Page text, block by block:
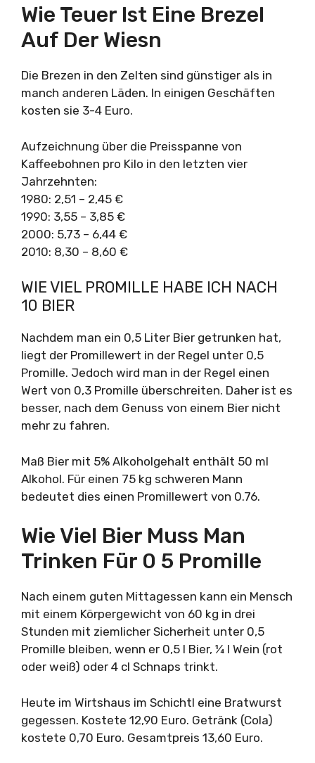
Wie Teuer Ist Eine Brezel
Auf Der Wiesn
Die Brezen in den Zelten sind günstiger als in
manch anderen Läden. In einigen Geschäften
kosten sie 3-4 Euro.
Aufzeichnung über die Preisspanne von
Kaffeebohnen pro Kilo in den letzten vier
Jahrzehnten:
1980: 2,51 – 2,45 €
1990: 3,55 – 3,85 €
2000: 5,73 – 6,44 €
2010: 8,30 – 8,60 €
WIE VIEL PROMILLE HABE ICH NACH
10 BIER
Nachdem man ein 0,5 Liter Bier getrunken hat,
liegt der Promillewert in der Regel unter 0,5
Promille. Jedoch wird man in der Regel einen
Wert von 0,3 Promille überschreiten. Daher ist es
besser, nach dem Genuss von einem Bier nicht
mehr zu fahren.
Maß Bier mit 5% Alkoholgehalt enthält 50 ml
Alkohol. Für einen 75 kg schweren Mann
bedeutet dies einen Promillewert von 0.76.
Wie Viel Bier Muss Man
Trinken Für 0 5 Promille
Nach einem guten Mittagessen kann ein Mensch
mit einem Körpergewicht von 60 kg in drei
Stunden mit ziemlicher Sicherheit unter 0,5
Promille bleiben, wenn er 0,5 l Bier, ¼ l Wein (rot
oder weiß) oder 4 cl Schnaps trinkt.
Heute im Wirtshaus im Schichtl eine Bratwurst
gegessen. Kostete 12,90 Euro. Getränk (Cola)
kostete 0,70 Euro. Gesamtpreis 13,60 Euro.